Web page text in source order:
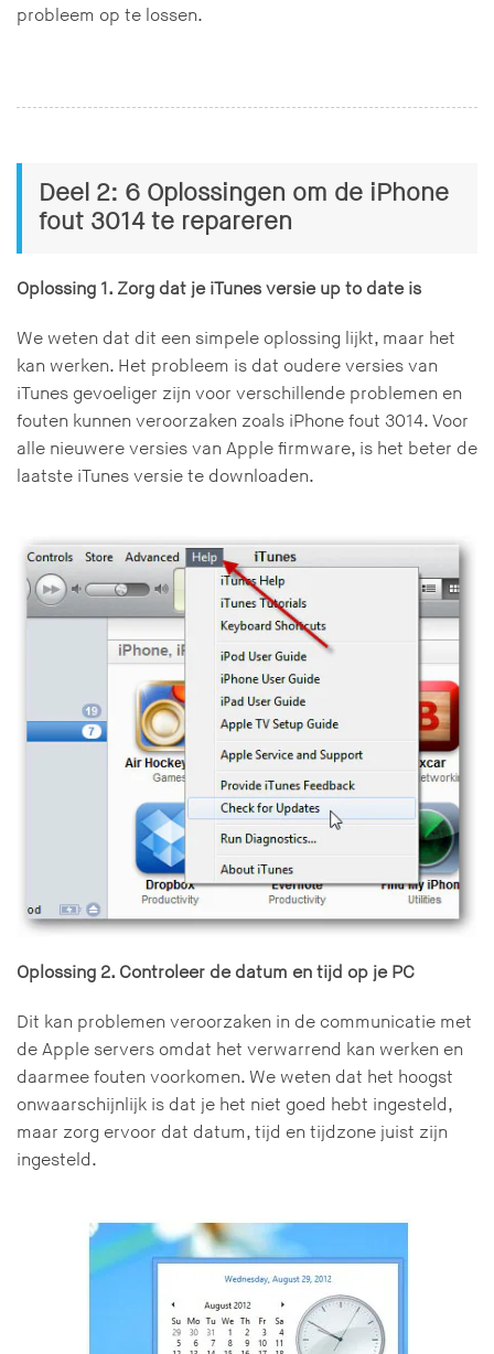
probleem op te lossen.
Deel 2: 6 Oplossingen om de iPhone
fout 3014 te repareren
Oplossing 1. Zorg dat je iTunes versie up to date is
We weten dat dit een simpele oplossing lijkt, maar het
kan werken. Het probleem is dat oudere versies van
iTunes gevoeliger zijn voor verschillende problemen en
fouten kunnen veroorzaken zoals iPhone fout 3014. Voor
alle nieuwere versies van Apple firmware, is het beter de
laatste iTunes versie te downloaden.
Oplossing 2. Controleer de datum en tijd op je PC
Dit kan problemen veroorzaken in de communicatie met
de Apple servers omdat het verwarrend kan werken en
daarmee fouten voorkomen. We weten dat het hoogst
onwaarschijnlijk is dat je het niet goed hebt ingesteld,
maar zorg ervoor dat datum, tijd en tijdzone juist zijn
ingesteld.